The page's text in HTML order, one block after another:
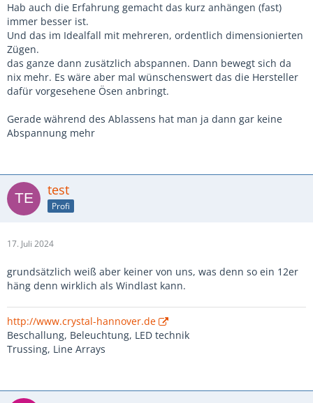
Hab auch die Erfahrung gemacht das kurz anhängen (fast)
immer besser ist.
Und das im Idealfall mit mehreren, ordentlich dimensionierten
Zügen.
das ganze dann zusätzlich abspannen. Dann bewegt sich da
nix mehr. Es wäre aber mal wünschenswert das die Hersteller
dafür vorgesehene Ösen anbringt.
Gerade während des Ablassens hat man ja dann gar keine
Abspannung mehr
test
Profi
17. Juli 2024
grundsätzlich weiß aber keiner von uns, was denn so ein 12er
häng denn wirklich als Windlast kann.
http://www.crystal-hannover.de
Beschallung, Beleuchtung, LED technik
Trussing, Line Arrays